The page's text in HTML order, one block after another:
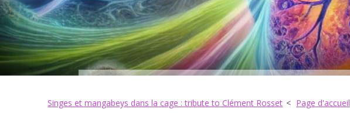
Singes et mangabeys dans la cage : tribute to Clément Rosset
Page d'accueil